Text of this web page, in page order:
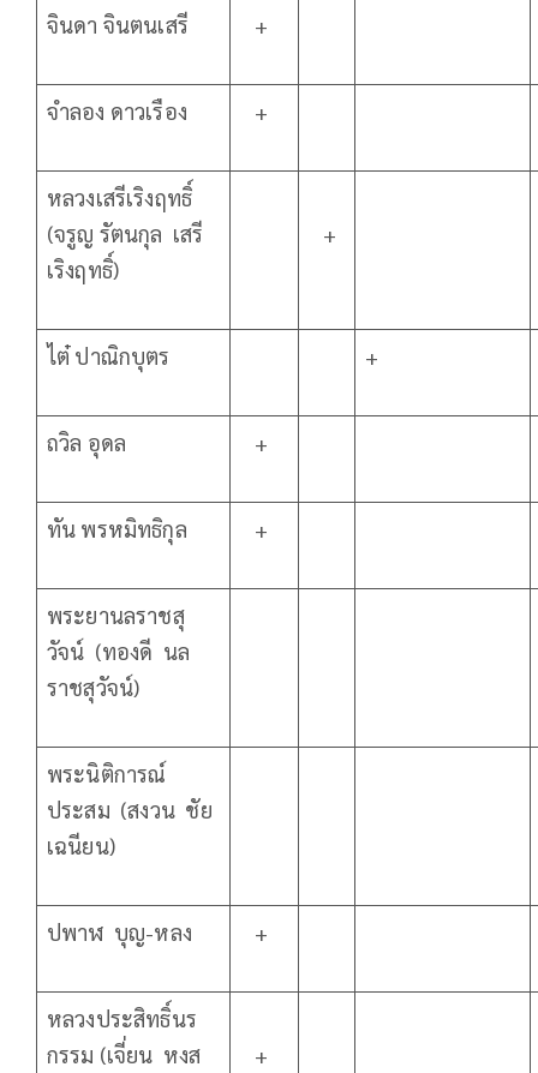
จินดา จินตนเสรี +
จำลอง ดาวเรือง +
หลวงเสรีเริงฤทธิ์
(จรูญ รัตนกุล เสรี
เริงฤทธิ์)
+
ไต๋ ปาณิกบุตร +
ถวิล อุดล +
ทัน พรหมิทธิกุล +
พระยานลราชสุ
วัจน์ (ทองดี นล
ราชสุวัจน์)
พระนิติการณ์
ประสม (สงวน ชัย
เฉนียน)
ปพาฬ บุญ-หลง +
หลวงประสิทธิ์นร
กรรม (เจี่ยน หงส
+